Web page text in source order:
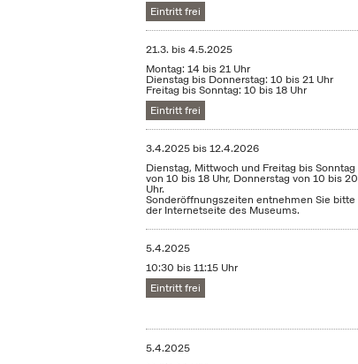
Eintritt frei
21.3. bis4.5.2025
Montag: 14 bis 21 Uhr
Dienstag bis Donnerstag: 10 bis 21 Uhr
Freitag bis Sonntag: 10 bis 18 Uhr
Eintritt frei
3.4.2025 bis12.4.2026
Dienstag, Mittwoch und Freitag bis Sonntag
von 10 bis 18 Uhr, Donnerstag von 10 bis 20
Uhr.
Sonderöffnungszeiten entnehmen Sie bitte
der Internetseite des Museums.
5.4.2025
10:30 bis 11:15 Uhr
Eintritt frei
5.4.2025